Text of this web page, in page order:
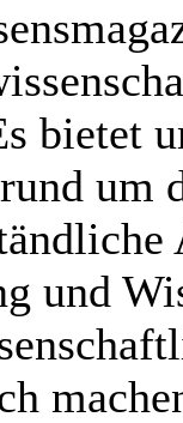
bietet
um
und